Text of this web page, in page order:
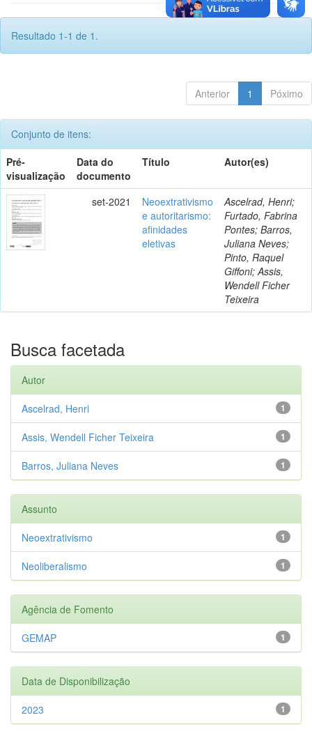
Resultado 1-1 de 1.
Anterior 1 Póximo
Conjunto de itens:
Pré-
visualização
Data do
documento
Título Autor(es)
set-2021
Neoextrativismo
e autoritarismo:
afinidades
eletivas
Ascelrad, Henri;
Furtado, Fabrina
Pontes; Barros,
Juliana Neves;
Pinto, Raquel
Giffoni; Assis,
Wendell Ficher
Teixeira
Busca facetada
Autor
1
Ascelrad, Henri
1
Assis, Wendell Ficher Teixeira
1
Barros, Juliana Neves
Assunto
1
Neoextrativismo
1
Neoliberalismo
Agência de Fomento
1
GEMAP
Data de Disponibilização
1
2023